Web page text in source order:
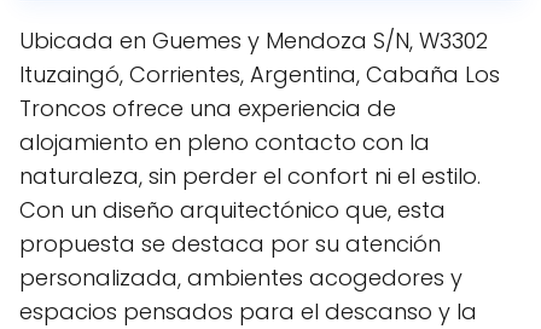
Ubicada en Guemes y Mendoza S/N, W3302
Ituzaingó, Corrientes, Argentina, Cabaña Los
Troncos ofrece una experiencia de
alojamiento en pleno contacto con la
naturaleza, sin perder el confort ni el estilo.
Con un diseño arquitectónico que, esta
propuesta se destaca por su atención
personalizada, ambientes acogedores y
espacios pensados para el descanso y la